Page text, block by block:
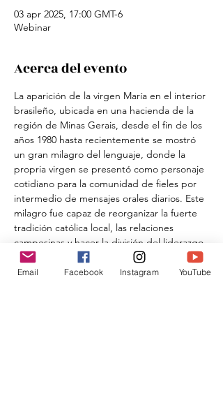
03 apr 2025, 17:00 GMT-6
Webinar
Acerca del evento
La aparición de la virgen María en el interior
brasileño, ubicada en una hacienda de la
región de Minas Gerais, desde el fin de los
años 1980 hasta recientemente se mostró
un gran milagro del lenguaje, donde la
propria virgen se presentó como personaje
cotidiano para la comunidad de fieles por
intermedio de mensajes orales diarios. Este
milagro fue capaz de reorganizar la fuerte
tradición católica local, las relaciones
campesinas y hacer la división del liderazgo
masculino adulto con las videntes jóvenes
de la virgen, transformando el sitio en un
Email Facebook Instagram YouTube